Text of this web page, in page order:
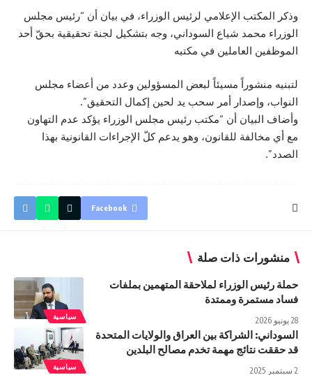
وذكر المكتب الإعلامي لرئيس الوزراء، في بيان أن “رئيس مجلس
الوزراء محمد شياع السوداني، وجه بتشكيل لجنة تحقيقية بحقّ أحد
الموظفين العاملين في مكتبه
لتبنيه منشوراً مسيئاً لبعض المسؤولين وعدد من أعضاء مجلس
النواب، وإصدار أمر سحب يد لحين إكمال التحقيق”.
وأضاف البيان أن “مكتب رئيس مجلس الوزراء يؤكد عدم التهاون
مع أي مخالفة للقانون، وهو يدعم كلّ الإجراءات القانونية بهذا
الصدد”.
Facebook
منشورات ذات صلة
سياسية
حملة رئيس الوزراء لملاحقة المتهمين بملفات
فساد مستمرة وممتدة
28 يونيو 2026
سياسية
السوداني: الشراكة بين العراق والولايات المتحدة
قد حققت نتائج مهمة تخدم مصالح البلدين
2 سبتمبر 2025